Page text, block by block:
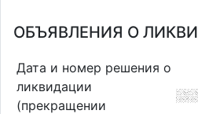
ОБЪЯВЛЕНИЯ О
Дата и номер решения о
ликвидации
(прекращении